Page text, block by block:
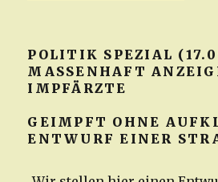
POLITIK SPEZIAL
MASSENHAFT
IMPFÄRZTE
GEIMPFT OHNE
ENTWURF EINER